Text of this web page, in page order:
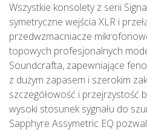
Wszystkie konsolety z serii
symetryczne wejścia XLR i
przedwzmacniacze
topowych profesjonalnych
Soundcrafta, zapewniające
z dużym zapasem i szerokim
szczegółowość i przejrzystość
wysoki stosunek sygnału do
Sapphyre Assymetric EQ